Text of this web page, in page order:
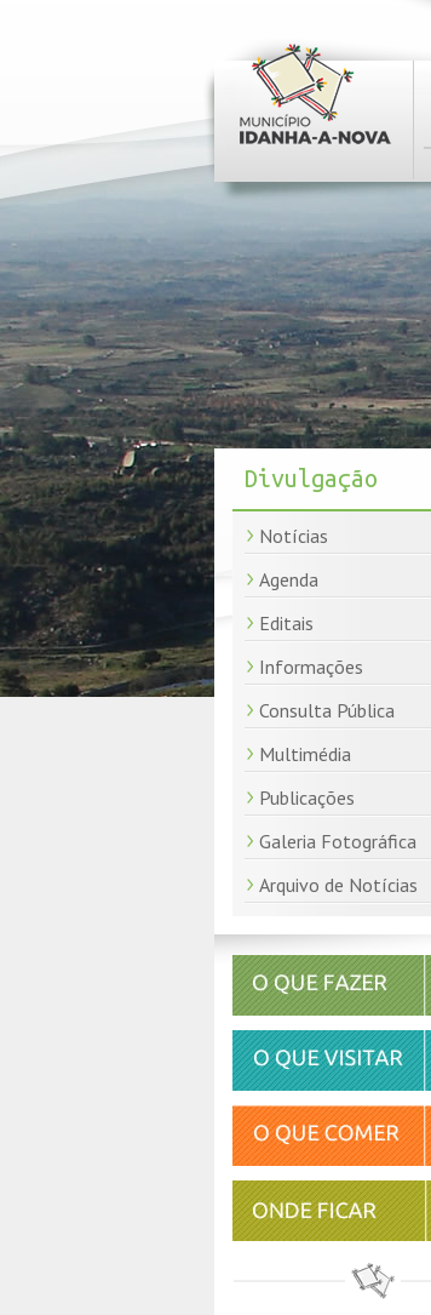
Divulgação
Notícias
Agenda
Editais
Informações
Consulta Pública
Multimédia
Publicações
Galeria Fotográfica
Arquivo de Notícias